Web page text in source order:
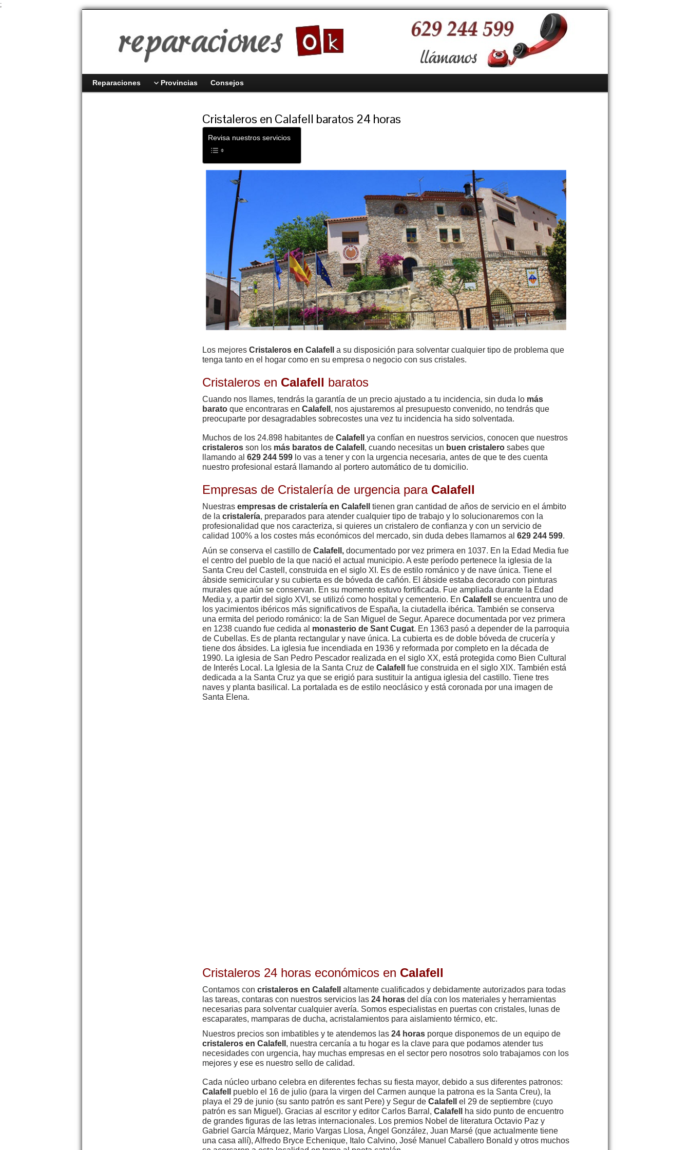
;
Reparaciones Provincias Consejos
Cristaleros en Calafell baratos 24 horas
Revisa nuestros servicios
Los mejores Cristaleros en Calafell
a su disposición para solventar cualquier tipo de problema que
tenga tanto en el hogar como en su empresa o negocio con sus cristales.
Cristaleros en Calafell baratos
Cuando nos llames, tendrás la garantía de un precio ajustado a tu incidencia, sin duda lo más
barato que encontraras en Calafell , nos ajustaremos al presupuesto convenido, no tendrás que
preocuparte por desagradables sobrecostes una vez tu incidencia ha sido solventada.
Muchos de los 24.898 habitantes de Calafell
ya confían en nuestros servicios, conocen que nuestros
cristaleros son los más baratos de Calafell , cuando necesitas un buen cristalero sabes que
llamando al 629 244 599 lo vas a tener y con la urgencia necesaria, antes de que te des cuenta
nuestro profesional estará llamando al portero automático de tu domicilio.
Empresas de Cristalería de urgencia para Calafell
Nuestras empresas de cristalería en Calafell
tienen gran cantidad de años de servicio en el ámbito
de la cristalería, preparados para atender cualquier tipo de trabajo y lo solucionaremos con la
profesionalidad que nos caracteriza, si quieres un cristalero de confianza y con un servicio de
calidad 100% a los costes más económicos del mercado, sin duda debes llamarnos al 629 244 599.
Aún se conserva el castillo de Calafell, documentado por vez primera en 1037. En la Edad Media fue
el centro del pueblo de la que nació el actual municipio. A este período pertenece la iglesia de la
Santa Creu del Castell, construida en el siglo XI. Es de estilo románico y de nave única. Tiene el
ábside semicircular y su cubierta es de bóveda de cañón. El ábside estaba decorado con pinturas
murales que aún se conservan. En su momento estuvo fortificada. Fue ampliada durante la Edad
Media y, a partir del siglo XVI, se utilizó como hospital y cementerio. En Calafell
se encuentra uno de
los yacimientos ibéricos más significativos de España, la ciutadella ibérica. También se conserva
una ermita del periodo románico: la de San Miguel de Segur. Aparece documentada por vez primera
en 1238 cuando fue cedida al monasterio de Sant Cugat. En 1363 pasó a depender de la parroquia
de Cubellas. Es de planta rectangular y nave única. La cubierta es de doble bóveda de crucería y
tiene dos ábsides. La iglesia fue incendiada en 1936 y reformada por completo en la década de
1990. La iglesia de San Pedro Pescador realizada en el siglo XX, está protegida como Bien Cultural
de Interés Local. La Iglesia de la Santa Cruz de Calafell
fue construida en el siglo XIX. También está
dedicada a la Santa Cruz ya que se erigió para sustituir la antigua iglesia del castillo. Tiene tres
naves y planta basilical. La portalada es de estilo neoclásico y está coronada por una imagen de
Santa Elena.
Cristaleros 24 horas económicos en Calafell
Contamos con cristaleros en Calafell
altamente cualificados y debidamente autorizados para todas
las tareas, contaras con nuestros servicios las 24 horas del día con los materiales y herramientas
necesarias para solventar cualquier avería. Somos especialistas en puertas con cristales, lunas de
escaparates, mamparas de ducha, acristalamientos para aislamiento térmico, etc.
Nuestros precios son imbatibles y te atendemos las 24 horas porque disponemos de un equipo de
cristaleros en Calafell , nuestra cercanía a tu hogar es la clave para que podamos atender tus
necesidades con urgencia, hay muchas empresas en el sector pero nosotros solo trabajamos con los
mejores y ese es nuestro sello de calidad.
Cada núcleo urbano celebra en diferentes fechas su fiesta mayor, debido a sus diferentes patronos:
Calafell
pueblo el 16 de julio (para la virgen del Carmen aunque la patrona es la Santa Creu), la
playa el 29 de junio (su santo patrón es sant Pere) y Segur de Calafell
el 29 de septiembre (cuyo
patrón es san Miguel). Gracias al escritor y editor Carlos Barral, Calafell
ha sido punto de encuentro
de grandes figuras de las letras internacionales. Los premios Nobel de literatura Octavio Paz y
Gabriel García Márquez, Mario Vargas Llosa, Ángel González, Juan Marsé (que actualmente tiene
una casa allí), Alfredo Bryce Echenique, Italo Calvino, José Manuel Caballero Bonald y otros muchos